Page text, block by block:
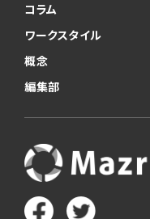
コラム
ワークスタイル
概念
編集部